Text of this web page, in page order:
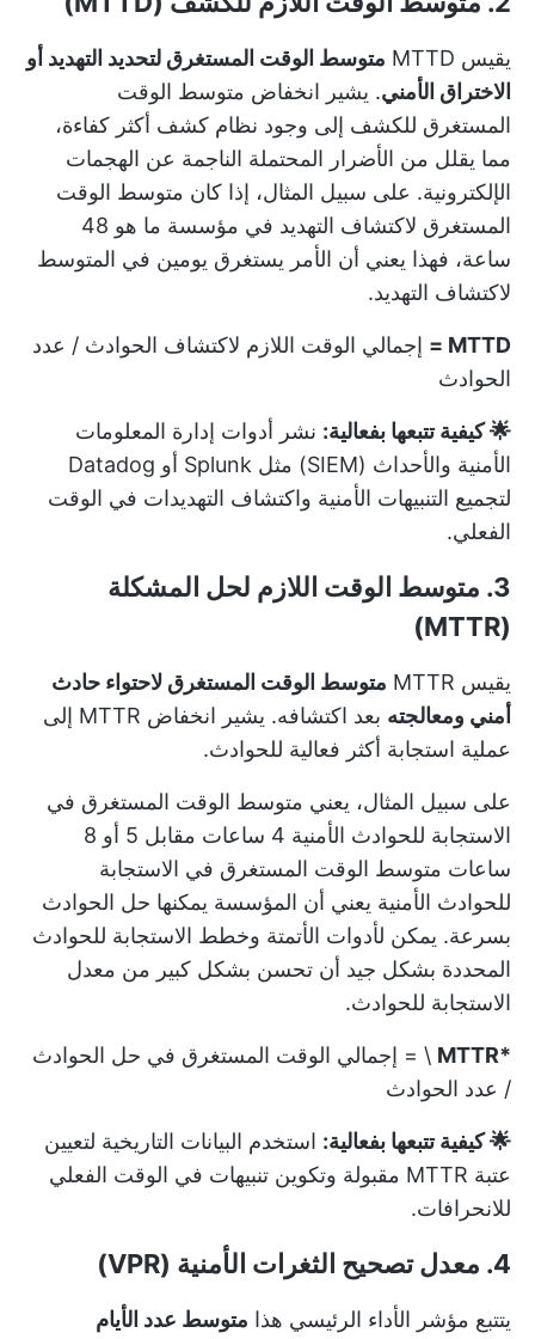
يقيس MTTD
متوسط الوقت المستغرق لتحديد التهديد أو
الاختراق الأمني. يشير انخفاض متوسط الوقت
المستغرق للكشف إلى وجود نظام كشف أكثر كفاءة،
مما يقلل من الأضرار المحتملة الناجمة عن الهجمات
الإلكترونية. على سبيل المثال، إذا كان متوسط الوقت
المستغرق لاكتشاف التهديد في مؤسسة ما هو 48
ساعة، فهذا يعني أن الأمر يستغرق يومين في المتوسط
لاكتشاف التهديد.
MTTD =
إجمالي الوقت اللازم لاكتشاف الحوادث / عدد
الحوادث
🌟 كيفية تتبعها بفعالية: نشر أدوات إدارة المعلومات
الأمنية والأحداث (SIEM) مثل Splunk أو Datadog
لتجميع التنبيهات الأمنية واكتشاف التهديدات في الوقت
الفعلي.
3. متوسط الوقت اللازم لحل المشكلة
(MTTR)
يقيس MTTR
متوسط الوقت المستغرق لاحتواء حادث
أمني ومعالجته
بعد اكتشافه. يشير انخفاض MTTR إلى
عملية استجابة أكثر فعالية للحوادث.
على سبيل المثال، يعني متوسط الوقت المستغرق في
الاستجابة للحوادث الأمنية 4 ساعات مقابل 5 أو 8
ساعات متوسط الوقت المستغرق في الاستجابة
للحوادث الأمنية يعني أن المؤسسة يمكنها حل الحوادث
بسرعة. يمكن لأدوات الأتمتة وخطط الاستجابة للحوادث
المحددة بشكل جيد أن تحسن بشكل كبير من معدل
الاستجابة للحوادث.
*MTTR
\ = إجمالي الوقت المستغرق في حل الحوادث
/ عدد الحوادث
🌟 كيفية تتبعها بفعالية: استخدم البيانات التاريخية لتعيين
عتبة MTTR مقبولة وتكوين تنبيهات في الوقت الفعلي
للانحرافات.
4. معدل تصحيح الثغرات الأمنية (VPR)
يتتبع مؤشر الأداء الرئيسي هذا متوسط عدد الأيام